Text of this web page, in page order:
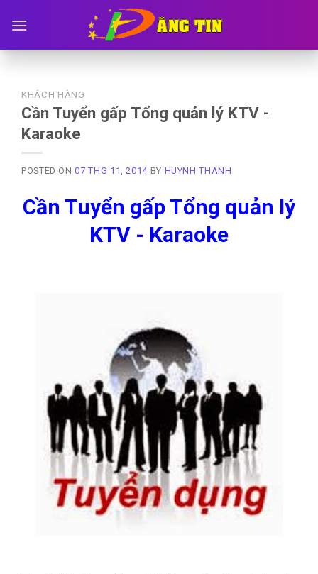
KHÁCH HÀNG
Cần Tuyển gấp Tổng quản lý KTV -
Karaoke
POSTED ON07 THG 11, 2014 BY HUYNH THANH
Cần Tuyển gấp Tổng quản lý
KTV - Karaoke